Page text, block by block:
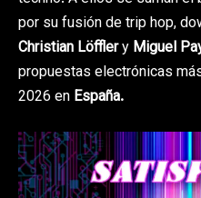
por su fusión de trip hop,
Christian Löfflery Miguel
propuestas electrónicas
2026 en España.